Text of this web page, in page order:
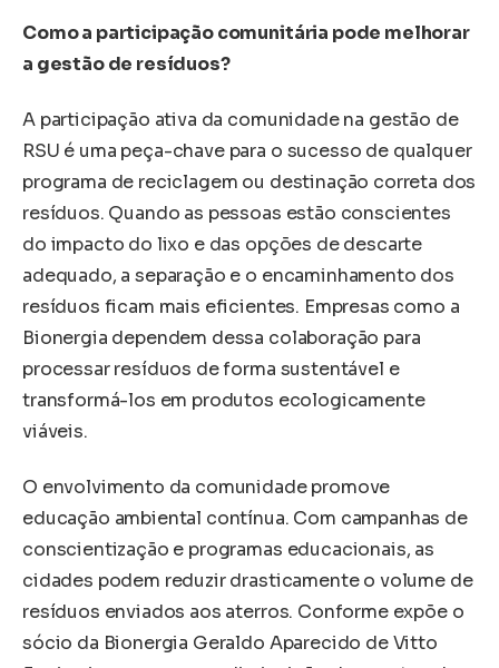
Como a participação comunitária pode melhorar
a gestão de resíduos?
A participação ativa da comunidade na gestão de
RSU é uma peça-chave para o sucesso de qualquer
programa de reciclagem ou destinação correta dos
resíduos. Quando as pessoas estão conscientes
do impacto do lixo e das opções de descarte
adequado, a separação e o encaminhamento dos
resíduos ficam mais eficientes. Empresas como a
Bionergia dependem dessa colaboração para
processar resíduos de forma sustentável e
transformá-los em produtos ecologicamente
viáveis.
O envolvimento da comunidade promove
educação ambiental contínua. Com campanhas de
conscientização e programas educacionais, as
cidades podem reduzir drasticamente o volume de
resíduos enviados aos aterros. Conforme expõe o
sócio da Bionergia Geraldo Aparecido de Vitto